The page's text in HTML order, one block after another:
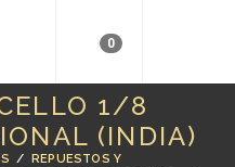
0
1/8
(INDIA)
/ REPUESTOS Y